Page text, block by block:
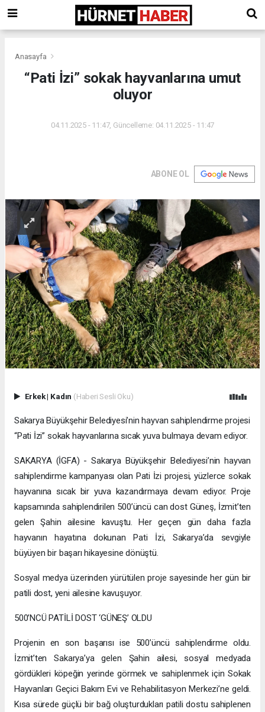
Anasayfa
“Pati İzi” sokak hayvanlarına umut
oluyor
04.11.2025 - 11:47, Güncelleme: 04.11.2025 - 11:47
ABONE OL
Erkek| Kadın (Haberi Sesli Oku)
Sakarya Büyükşehir Belediyesi’nin hayvan sahiplendirme projesi
“Pati İzi” sokak hayvanlarına sıcak yuva bulmaya devam ediyor.
SAKARYA (İGFA) - Sakarya Büyükşehir Belediyesi’nin hayvan
sahiplendirme kampanyası olan Pati İzi projesi, yüzlerce sokak
hayvanına sıcak bir yuva kazandırmaya devam ediyor. Proje
kapsamında sahiplendirilen 500’üncü can dost Güneş, İzmit’ten
gelen Şahin ailesine kavuştu. Her geçen gün daha fazla
hayvanın hayatına dokunan Pati İzi, Sakarya’da sevgiyle
büyüyen bir başarı hikayesine dönüştü.
Sosyal medya üzerinden yürütülen proje sayesinde her gün bir
patili dost, yeni ailesine kavuşuyor.
500’NCÜ PATİLİ DOST ‘GÜNEŞ’ OLDU
Projenin en son başarısı ise 500’üncü sahiplendirme oldu.
İzmit’ten Sakarya’ya gelen Şahin ailesi, sosyal medyada
gördükleri köpeğin yerinde görmek ve sahiplenmek için Sokak
Hayvanları Geçici Bakım Evi ve Rehabilitasyon Merkezi’ne geldi.
Kısa sürede güçlü bir bağ oluşturdukları patili dostu sahiplenen